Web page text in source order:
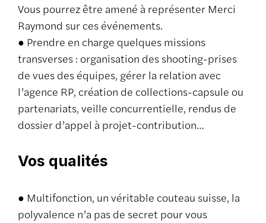
Vous pourrez être amené à représenter Merci
Raymond sur ces événements.
● Prendre en charge quelques missions
transverses : organisation des shooting-prises
de vues des équipes, gérer la relation avec
l’agence RP, création de collections-capsule ou
partenariats, veille concurrentielle, rendus de
dossier d’appel à projet-contribution…
Vos qualités
● Multifonction, un véritable couteau suisse, la
polyvalence n’a pas de secret pour vous